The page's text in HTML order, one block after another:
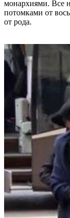
монархиями. Все
потомками от
от рода.